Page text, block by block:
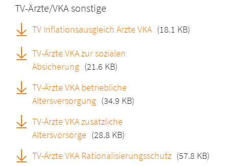
TV-Ärzte/VKA sonstige
TV Inflationsausgleich Ärzte VKA (18.1 KB)
TV-Ärzte VKA zur sozialen
Absicherung (21.6 KB)
TV-Ärzte VKA betriebliche
Altersversorgung (34.9 KB)
TV-Ärzte VKA zusätzliche
Altersvorsorge (28.8 KB)
TV-Ärzte VKA Rationalisierungsschutz (57.8 KB)